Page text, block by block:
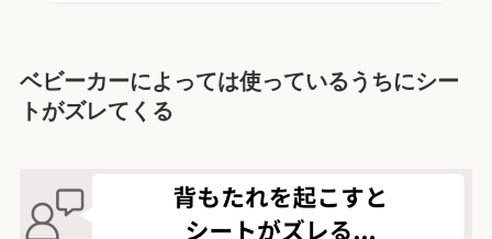
ベビーカーによっては使っているうちにシー
トがズレてくる